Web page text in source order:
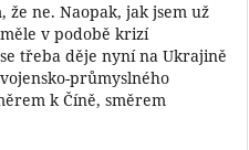
že ne. Naopak, jak jsem už
v podobě krizí
třeba děje nyní na Ukrajině
průmyslného
k Číně, směrem